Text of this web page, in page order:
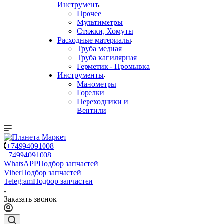
Инструмент
Прочее
Мультиметры
Стяжки, Хомуты
Расходные материалы
Труба медная
Труба капилярная
Герметик - Промывка
Инструменты
Манометры
Горелки
Переходники и
Вентили
+74994091008
+74994091008
WhatsAPPПодбор запчастей
ViberПодбор запчастей
TelegramПодбор запчастей
Заказать звонок